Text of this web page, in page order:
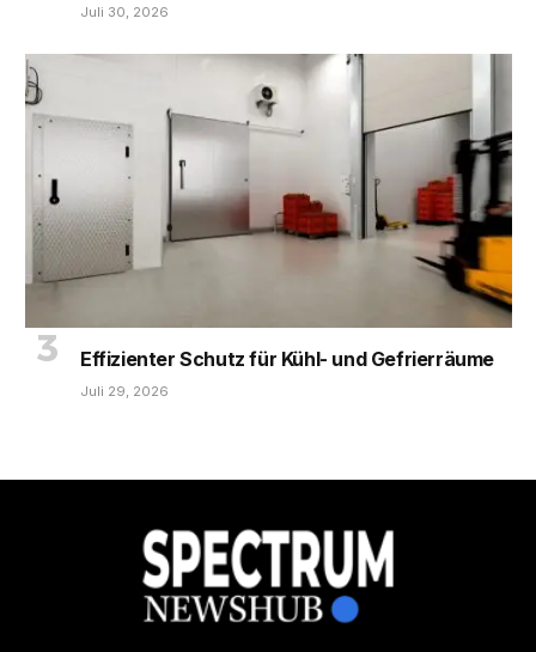
Juli 30, 2026
Effizienter Schutz für Kühl- und Gefrierräume
Juli 29, 2026